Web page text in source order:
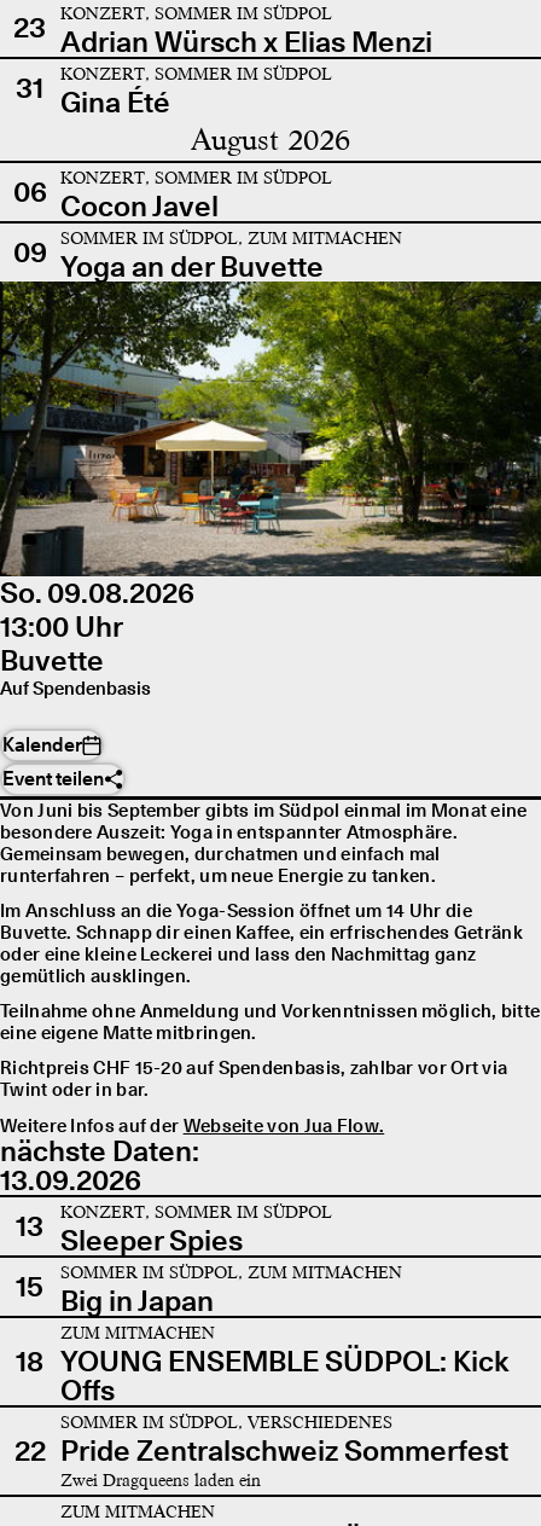
23
KONZERT, SOMMER IM SÜDPOL
Adrian Würsch x Elias Menzi
31
KONZERT, SOMMER IM SÜDPOL
Gina Été
August 2026
06 KONZERT, SOMMER IM SÜDPOL
Cocon Javel
09
SOMMER IM SÜDPOL, ZUM MITMACHEN
Yoga an der Buvette
So. 09.08.2026
13:00 Uhr
Buvette
Auf Spendenbasis
Kalender
Event teilen
Von Juni bis September gibts im Südpol einmal im Monat eine
besondere Auszeit: Yoga in entspannter Atmosphäre.
Gemeinsam bewegen, durchatmen und einfach mal
runterfahren – perfekt, um neue Energie zu tanken.
Im Anschluss an die Yoga-Session öffnet um 14 Uhr die
Buvette. Schnapp dir einen Kaffee, ein erfrischendes Getränk
oder eine kleine Leckerei und lass den Nachmittag ganz
gemütlich ausklingen.
Teilnahme ohne Anmeldung und Vorkenntnissen möglich, bitte
eine eigene Matte mitbringen.
Richtpreis CHF 15-20 auf Spendenbasis, zahlbar vor Ort via
Twint oder in bar.
Weitere Infos auf der Webseite von Jua Flow.
nächste Daten:
13.09.2026
13
KONZERT, SOMMER IM SÜDPOL
Sleeper Spies
15
SOMMER IM SÜDPOL, ZUM MITMACHEN
Big in Japan
18
ZUM MITMACHEN
YOUNG ENSEMBLE SÜDPOL: Kick
Offs
22
SOMMER IM SÜDPOL, VERSCHIEDENES
Pride Zentralschweiz Sommerfest
Zwei Dragqueens laden ein
ZUM MITMACHEN